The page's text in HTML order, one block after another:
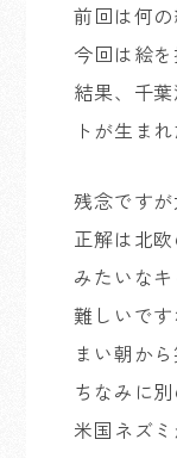
前回は何
今回は絵を
結果、千
トが生ま
残念ですが
正解は北
みたいなキ
難しいで
まい朝か
ちなみに
米国ネズミ